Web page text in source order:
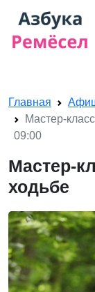
Главная
Мастер-
09:00
Мастер-
ходьбе